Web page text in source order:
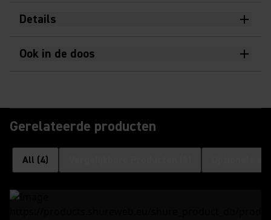
Details
Ook in de doos
Gerelateerde producten
All (4)